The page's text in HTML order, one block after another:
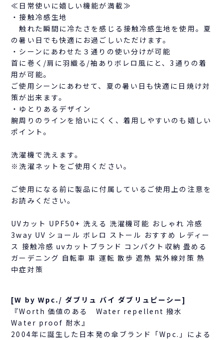
≪日常使いに嬉しい機能が満載≫
・接触冷感生地
触れた瞬間に冷たさを感じる接触冷感生地を使用。夏
の暑い日でも快適にお過ごしいただけます。
・シーンにあわせた３通りの使い分けが可能
首に巻く/肩に羽織る/袖ありボレロ風にと、3通りの着
用が可能。
ご使用シーンにあわせて、夏の暑い日も快適に日焼け対
策が出来ます。
・ゆとりあるデザイン
腕周りのラインを拾いにくく、着用しやすいのも嬉しい
ポイント。
洗濯機で洗えます。
※洗濯ネットをご使用ください。
ご使用になる前に製品に付属しているご使用上の注意を
お読みください。
UVカット UPF50+ 洗える 洗濯機可能 おしゃれ 冷感
3way UV ショール ボレロ ストール おすすめ レディー
ス 接触冷感 uvカットブランド コンパクト収納 畳める
ガーデニング 自転車 車 運転 散歩 遮熱 紫外線対策 熱
中症対策
[W by Wpc./ ダブリュ バイ ダブリュピーシー]
『Worth 価値のある Water repellent 撥水
Water proof 耐水』
2004年に誕生した日本発の傘ブランド「Wpc.」による